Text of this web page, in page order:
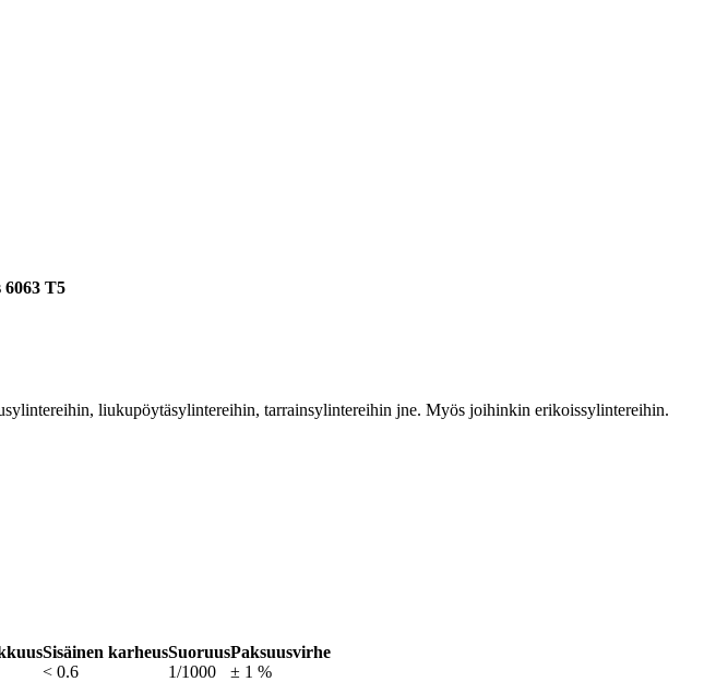
T5
liukupöytäsylintereihin, tarrainsylintereihin jne. Myös joihinkin erikoissylintereihin.
Sisäinen karheusSuoruusPaksuusvirhe
< 0.6 1/1000
± 1 %